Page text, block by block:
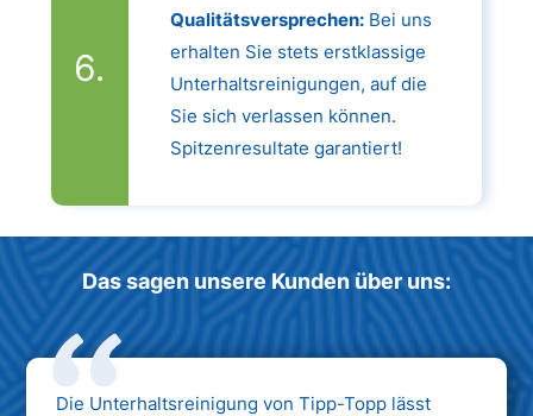
Qualitätsversprechen:Bei uns
erhalten Sie stets erstklassige
Unterhaltsreinigungen, auf die
Sie sich verlassen können.
Spitzenresultate garantiert!
Das sagen unsere Kunden über uns:
Die Unterhaltsreinigung von Tipp-Topp lässt